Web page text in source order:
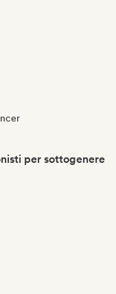
per sottogenere